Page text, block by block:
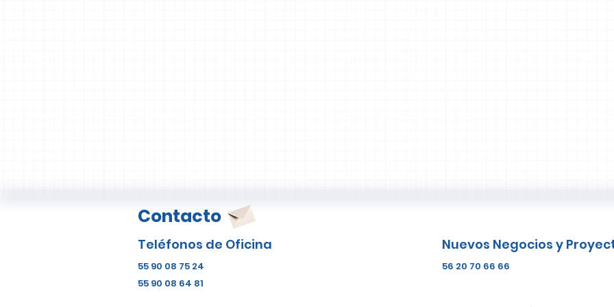
Contacto
Teléfonos de Oficina
55 90 08 75 24
55 90 08 64 81
Nuevos Negocios y
56 20 70 66 66